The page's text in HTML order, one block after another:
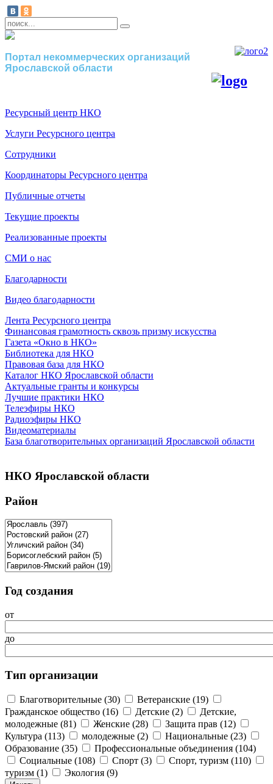
Портал некоммерческих организаций
Ярославской области
Ресурсный центр НКО
Услуги Ресурсного центра
Сотрудники
Координаторы Ресурсного центра
Публичные отчеты
Текущие проекты
Реализованные проекты
СМИ о нас
Благодарности
Видео благодарности
Лента Ресурсного центра
Финансовая грамотность сквозь призму искусства
Газета «Окно в НКО»
Библиотека для НКО
Правовая база для НКО
Каталог НКО Ярославской области
Актуальные гранты и конкурсы
Лучшие практики НКО
Телеэфиры НКО
Радиоэфиры НКО
Видеоматериалы
База благотворительных организаций Ярославской области
НКО Ярославской области
Район
Год создания
от
до
Тип организации
Благотворительные (30)
Ветеранские (19)
Гражданское общество (16)
Детские (2)
Детские,
молодежные (81)
Женские (28)
Защита прав (12)
Культура (113)
молодежные (2)
Национальные (23)
Образование (35)
Профессиональные объединения (104)
Социальные (108)
Спорт (3)
Спорт, туризм (110)
туризм (1)
Экология (9)